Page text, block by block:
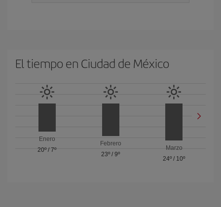
El tiempo en Ciudad de México
Enero
20º/7º
Febrero
23º / 9º
Marzo
24º / 10º